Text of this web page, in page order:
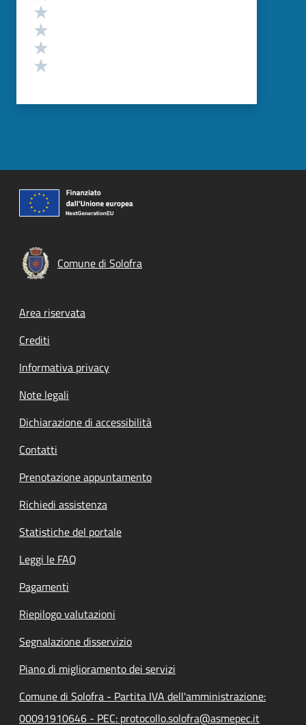
Comune di Solofra
Footer menu
Area riservata
Crediti
Informativa privacy
Note legali
Dichiarazione di accessibilità
Contatti
Prenotazione appuntamento
Richiedi assistenza
Statistiche del portale
Leggi le FAQ
Pagamenti
Riepilogo valutazioni
Segnalazione disservizio
Piano di miglioramento dei servizi
Comune di Solofra - Partita IVA dell'amministrazione:
00091910646 - PEC: protocollo.solofra@asmepec.it